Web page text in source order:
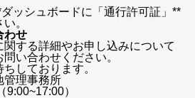
ッシュボードに「通行許可証」**
。
わせ
関する詳細やお申し込みについて
い合わせください。
しております。
管理事務所
）